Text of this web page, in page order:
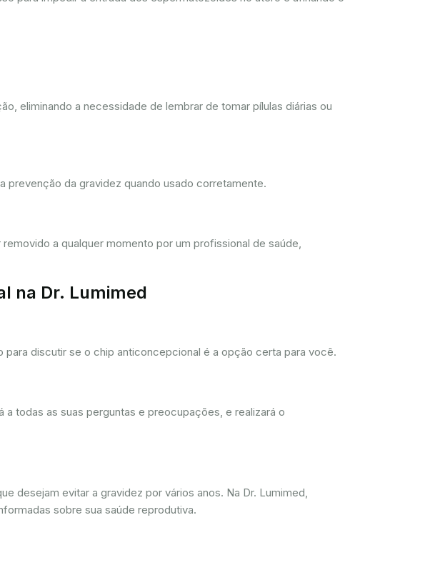
eliminando a necessidade de lembrar de tomar pílulas diárias ou
prevenção da gravidez quando usado corretamente.
a qualquer momento por um profissional de saúde,
na Dr. Lumimed
discutir se o chip anticoncepcional é a opção certa para você.
todas as suas perguntas e preocupações, e realizará o
desejam evitar a gravidez por vários anos. Na Dr. Lumimed,
sobre sua saúde reprodutiva.